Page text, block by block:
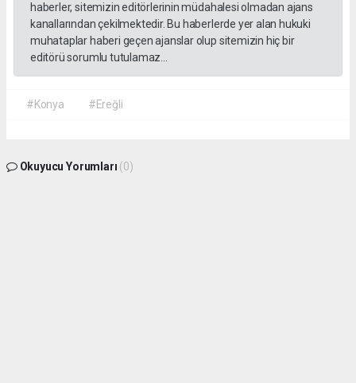
haberler, sitemizin editörlerinin müdahalesi olmadan ajans
kanallarından çekilmektedir. Bu haberlerde yer alan hukuki
muhataplar haberi geçen ajanslar olup sitemizin hiç bir
editörü sorumlu tutulamaz...
#Konya #Ereğli
Okuyucu Yorumları (0)